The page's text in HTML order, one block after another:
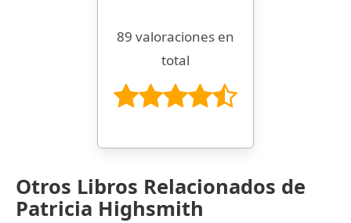
89 valoraciones en
total
Otros Libros Relacionados de
Patricia Highsmith